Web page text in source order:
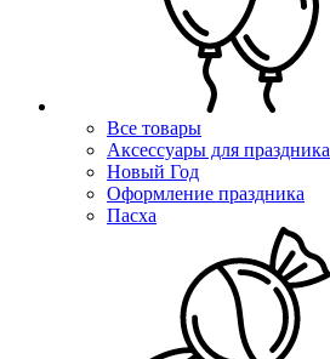
Все товары
Аксессуары для праздника
Новый Год
Оформление праздника
Пасха